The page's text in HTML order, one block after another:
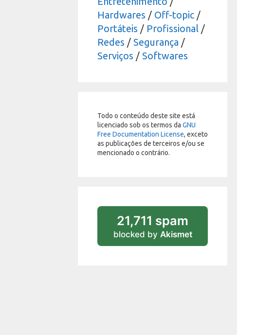
Hardwares / Off-topic /
Portáteis / Profissional /
Redes / Segurança /
Serviços / Softwares
Todo o conteúdo deste site está
licenciado sob os termos da GNU
Free Documentation License, exceto
as publicações de terceiros e/ou se
mencionado o contrário.
21,711 spam
blocked by Akismet